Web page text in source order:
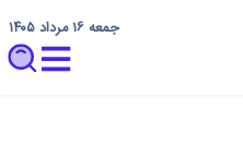
جمعه ۱۶ مرداد ۱۴۰۵